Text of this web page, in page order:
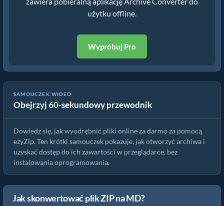
użytku offline.
Wypróbuj Pro
SAMOUCZEK WIDEO
Obejrzyj 60-sekundowy przewodnik
Jak wyodrębnić pliki online za pomocą ezyZip (za darmo, bez
instalacji)
Dowiedz się, jak wyodrębnić pliki online za darmo za pomocą
ezyZip. Ten krótki samouczek pokazuje, jak otworzyć archiwa i
uzyskać dostęp do ich zawartości w przeglądarce, bez
instalowania oprogramowania.
Jak skonwertować plik ZIP na MD?